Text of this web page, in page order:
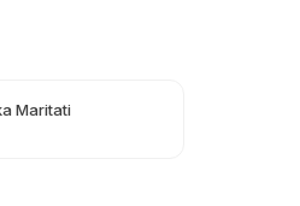
Maritati